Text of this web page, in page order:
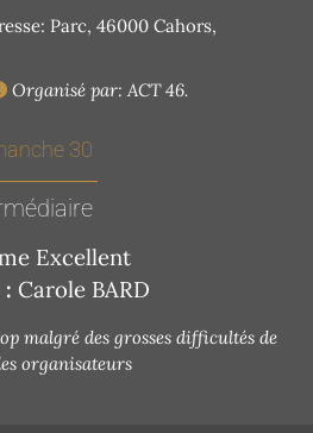
Parc, 46000 Cahors,
Organisé par: ACT 46.
30
Excellent
Carole BARD
malgré des grosses difficultés de
organisateurs